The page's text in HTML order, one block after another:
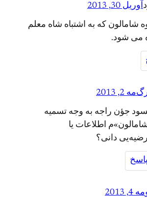
آوریل 30, 2013
شامالون که به اشتباه شاه معلم
می شود.
مه 2, 2013
جؤن راجه به وجه تسمیه
اطلاعات یا
دانی؟
مه 4, 2013